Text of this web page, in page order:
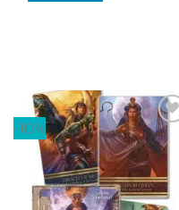
-10%
Adicionar
aos meus
desejos